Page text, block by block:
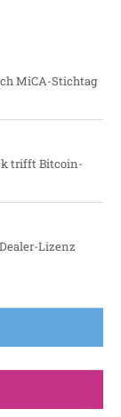
MiCA-Stichtag
trifft Bitcoin-
Lizenz